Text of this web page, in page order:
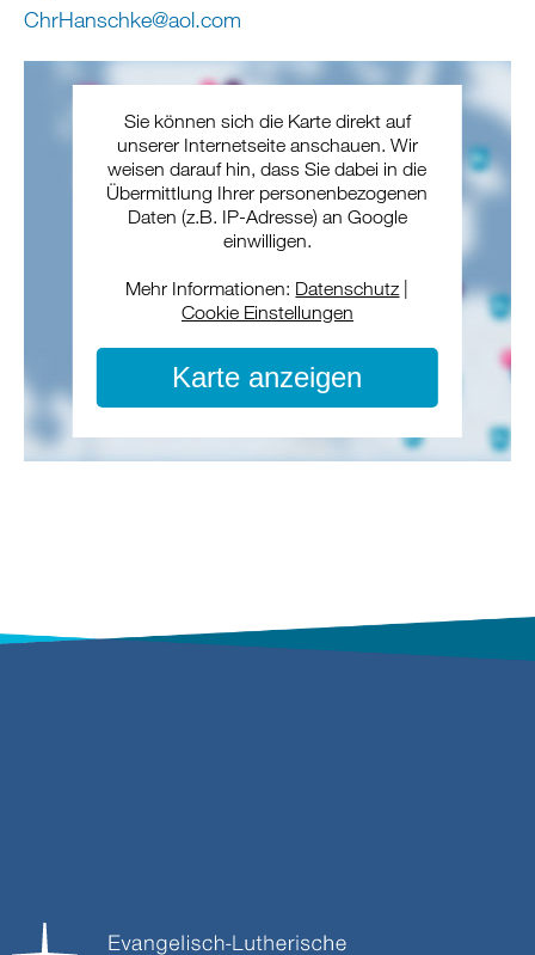
ChrHanschke@aol.com
Sie können sich die Karte direkt auf
unserer Internetseite anschauen. Wir
weisen darauf hin, dass Sie dabei in die
Übermittlung Ihrer personenbezogenen
Daten (z.B. IP-Adresse) an Google
einwilligen.
Mehr Informationen: Datenschutz
Cookie Einstellungen
Karte anzeigen